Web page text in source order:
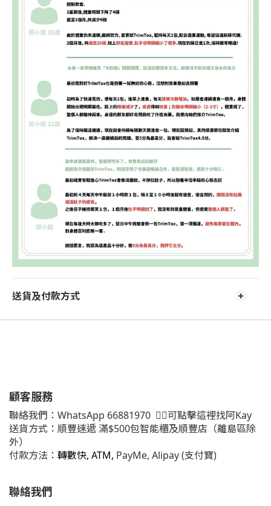
送貨及付款方式
顧客服務
聯絡我們： WhatsApp 66881970 👈🏻可點擊這裡找阿Kay
送貨方式：順豐速遞 滿$500包智能櫃及順豐店（離島區除
外）
付款方法： 轉數快, ATM, PayMe, Alipay (支付寶)
聯絡我們